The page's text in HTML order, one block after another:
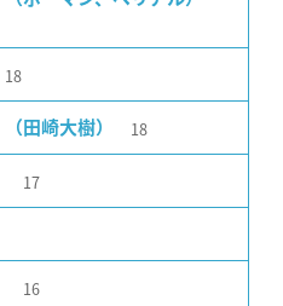
18
田崎大樹） 18
17
16